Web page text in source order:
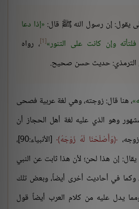
يقول: إن رسول الله ﷺ قال: إذا دعا
وإن كانت على التنور [1] ، رواه
الترمذي: حديث حسن صحيح.
، هنا قال: زوجته، وهي لغة عربية فصحى
وهو الذي عليه لغة أهل الحجاز أن
وَأَصْلَحْنَا لَهُ زَوْجَهُ
[الأنبياء:90]،
إن هذا لحن؛ لأن هذا ثابت عن النبي
في أحاديث أخرى أيضاً، وبعض تلك
يدل عليه من كلام العرب أيضاً قول